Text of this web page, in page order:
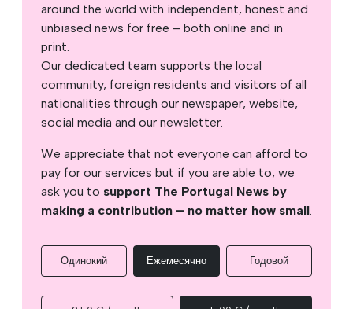
around the world with independent, honest and
unbiased news for free – both online and in
print.
Our dedicated team supports the local
community, foreign residents and visitors of all
nationalities through our newspaper, website,
social media and our newsletter.
We appreciate that not everyone can afford to
pay for our services but if you are able to, we
ask you to support The Portugal News by
making a contribution – no matter how small.
Одинокий Ежемесячно Годовой